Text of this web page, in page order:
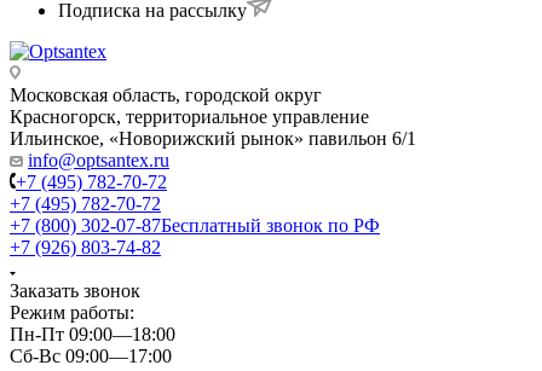
Подписка на рассылку
Московская область, городской округ
Красногорск, территориальное управление
Ильинское, «Новорижский рынок» павильон 6/1
info@optsantex.ru
+7 (495) 782-70-72
+7 (495) 782-70-72
+7 (800) 302-07-87Бесплатный звонок по РФ
+7 (926) 803-74-82
Заказать звонок
Режим работы:
Пн-Пт 09:00—18:00
Сб-Вс 09:00—17:00